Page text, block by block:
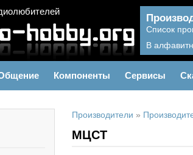
Список
В
Компоненты Сервисы
Производители »
МЦСТ